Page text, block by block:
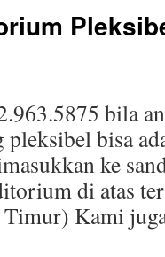
bila
bisa
ke
di atas
Timur) Kami